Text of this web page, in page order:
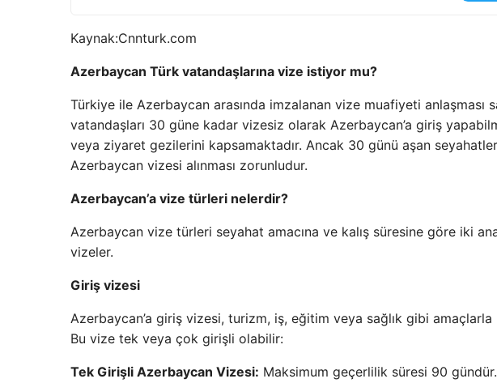
Kaynak:Cnnturk.com
Azerbaycan Türk vatandaşlarına vize istiyor mu?
Türkiye ile Azerbaycan arasında imzalanan vize muafiyeti anlaşması
vatandaşları 30 güne kadar vizesiz olarak Azerbaycan’a giriş
veya ziyaret gezilerini kapsamaktadır. Ancak 30 günü aşan
Azerbaycan vizesi alınması zorunludur.
Azerbaycan’a vize türleri nelerdir?
Azerbaycan vize türleri seyahat amacına ve kalış süresine göre iki
vizeler.
Giriş vizesi
Azerbaycan’a giriş vizesi, turizm, iş, eğitim veya sağlık gibi
Bu vize tek veya çok girişli olabilir:
Tek Girişli Azerbaycan Vizesi: Maksimum geçerlilik süresi 90